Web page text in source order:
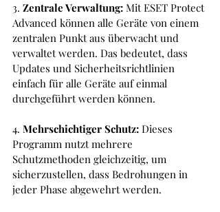
3. Zentrale Verwaltung: Mit ESET Protect
Advanced können alle Geräte von einem
zentralen Punkt aus überwacht und
verwaltet werden. Das bedeutet, dass
Updates und Sicherheitsrichtlinien
einfach für alle Geräte auf einmal
durchgeführt werden können.
4. Mehrschichtiger Schutz: Dieses
Programm nutzt mehrere
Schutzmethoden gleichzeitig, um
sicherzustellen, dass Bedrohungen in
jeder Phase abgewehrt werden.